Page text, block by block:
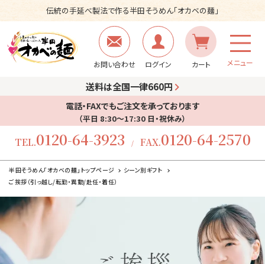
伝統の手延べ製法で作る半田そうめん「オカベの麺」
お問い合わせ ログイン カート メニュー
送料は全国一律660円
電話・FAXでもご注文を承っております
（平日 8:30〜17:30 日・祝休み）
TEL.0120-64-3923 / FAX.0120-64-2570
半田そうめん「オカベの麺」トップページ
シーン別ギフト
ご挨拶（引っ越し/転勤・異動/赴任・着任）